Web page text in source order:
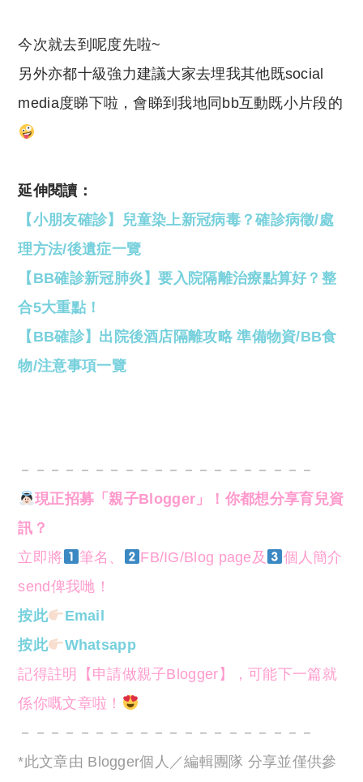
今次就去到呢度先啦~
另外亦都十級強力建議大家去埋我其他既social
media度睇下啦，會睇到我地同bb互動既小片段的
延伸閱讀：
【小朋友確診】兒童染上新冠病毒？確診病徵/處
理方法/後遺症一覽
【BB確診新冠肺炎】要入院隔離治療點算好？整
合5大重點！
【BB確診】出院後酒店隔離攻略 準備物資/BB食
物/注意事項一覽
－－－－－－－－－－－－－－－－－－－－
現正招募「親子Blogger」！你都想分享育兒資
訊？
立即將
筆名、 FB/IG/Blog page及
個人簡介
send俾我哋！
按此
Email
按此
Whatsapp
記得註明【申請做親子Blogger】，可能下一篇就
係你嘅文章啦！
－－－－－－－－－－－－－－－－－－－－
*此文章由 Blogger個人／編輯團隊 分享並僅供參